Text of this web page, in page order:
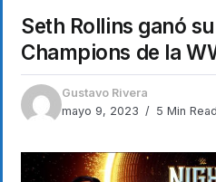
Seth Rollins ganó
Champions de la
Gustavo Rivera
mayo 9, 2023
5 Min Read